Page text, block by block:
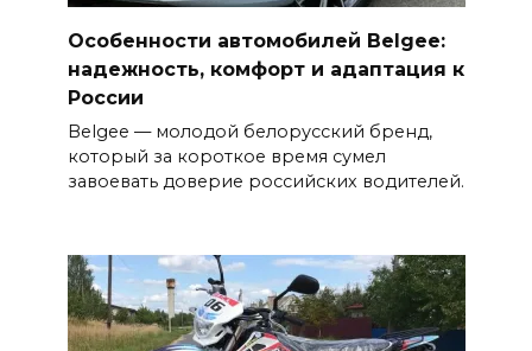
Особенности автомобилей Belgee:
надежность, комфорт и адаптация к
России
Belgee — молодой белорусский бренд,
который за короткое время сумел
завоевать доверие российских водителей.